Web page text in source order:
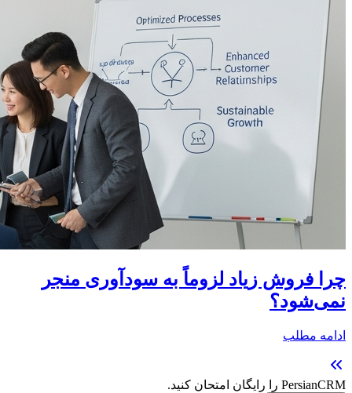
چرا فروش زیاد لزوماً به سودآوری منجر
نمی‌شود؟
ادامه مطلب
PersianCRM را رایگان امتحان کنید.